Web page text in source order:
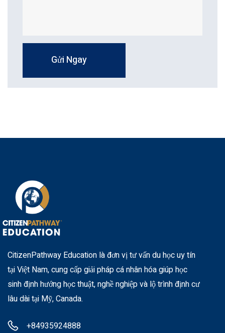
Gửi Ngay
CitizenPathway Education là đơn vị tư vấn du học uy tín
tại Việt Nam, cung cấp giải pháp cá nhân hóa giúp học
sinh định hướng học thuật, nghề nghiệp và lộ trình định cư
lâu dài tại Mỹ, Canada.
+84935924888